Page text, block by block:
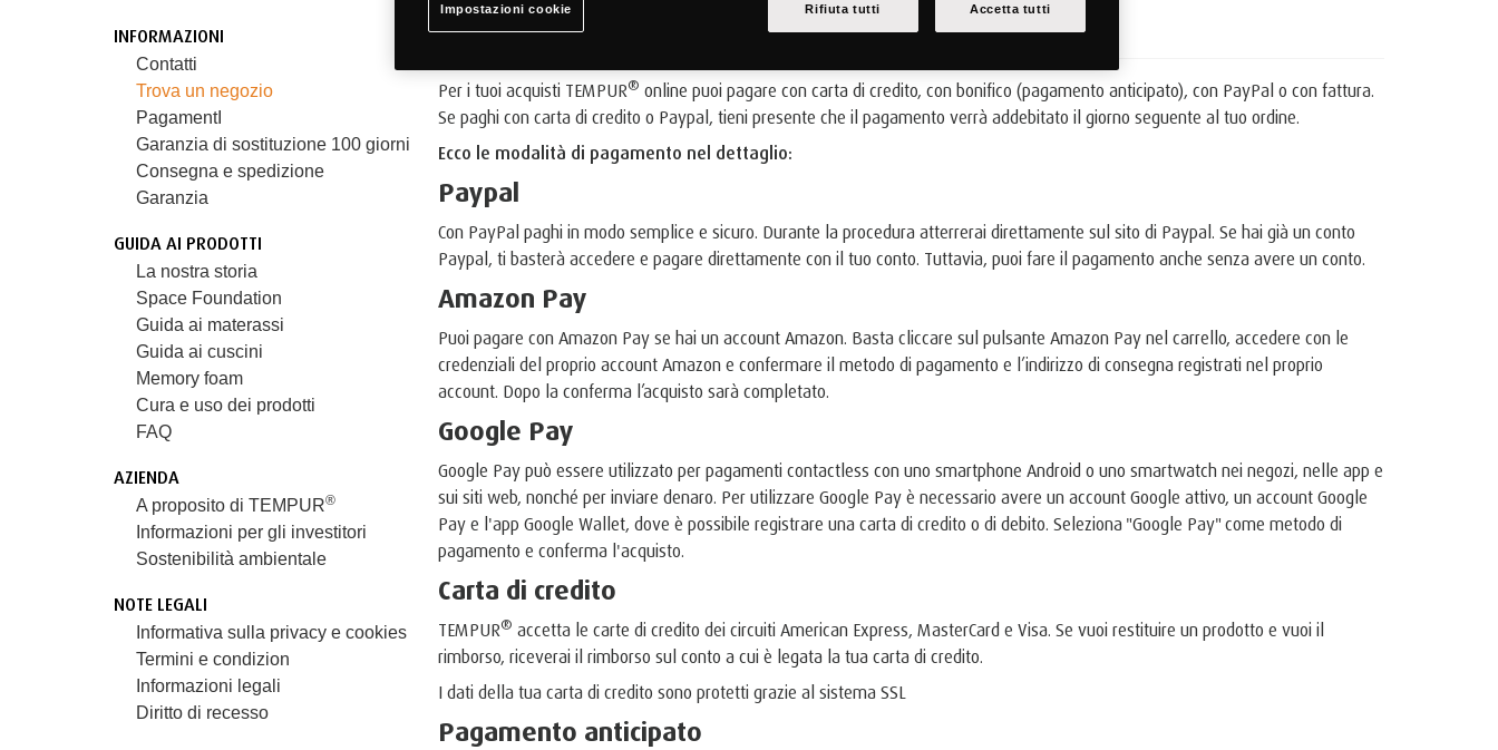
Modalità di pagamento
Per i tuoi acquisti TEMPUR® online puoi pagare con carta di credito, con bonifico (pagamento anticipato), con PayPal o con fattura.
Se paghi con carta di credito o Paypal, tieni presente che il pagamento verrà addebitato il giorno seguente al tuo ordine.
Ecco le modalità di pagamento nel dettaglio:
Paypal
Con PayPal paghi in modo semplice e sicuro. Durante la procedura atterrerai direttamente sul sito di Paypal. Se hai già un conto
Paypal, ti basterà accedere e pagare direttamente con il tuo conto. Tuttavia, puoi fare il pagamento anche senza avere un conto.
Amazon Pay
Puoi pagare con Amazon Pay se hai un account Amazon. Basta cliccare sul pulsante Amazon Pay nel carrello, accedere con le
credenziali del proprio account Amazon e confermare il metodo di pagamento e l’indirizzo di consegna registrati nel proprio
account. Dopo la conferma l’acquisto sarà completato.
Google Pay
Google Pay può essere utilizzato per pagamenti contactless con uno smartphone Android o uno smartwatch nei negozi, nelle app e
sui siti web, nonché per inviare denaro. Per utilizzare Google Pay è necessario avere un account Google attivo, un account Google
Pay e l'app Google Wallet, dove è possibile registrare una carta di credito o di debito. Seleziona "Google Pay" come metodo di
pagamento e conferma l'acquisto.
Carta di credito
TEMPUR® accetta le carte di credito dei circuiti American Express, MasterCard e Visa. Se vuoi restituire un prodotto e vuoi il
rimborso, riceverai il rimborso sul conto a cui è legata la tua carta di credito.
I dati della tua carta di credito sono protetti grazie al sistema SSL
Pagamento anticipato
INFORMAZIONI
Contatti
Trova un negozio
PagamentI
Garanzia di sostituzione 100 giorni
Consegna e spedizione
Garanzia
GUIDA AI PRODOTTI
La nostra storia
Space Foundation
Guida ai materassi
Guida ai cuscini
Memory foam
Cura e uso dei prodotti
FAQ
AZIENDA
A proposito di TEMPUR®
Informazioni per gli investitori
Sostenibilità ambientale
NOTE LEGALI
Informativa sulla privacy e cookies
Termini e condizion
Informazioni legali
Diritto di recesso
Impostazioni cookie Rifiuta tutti Accetta tutti